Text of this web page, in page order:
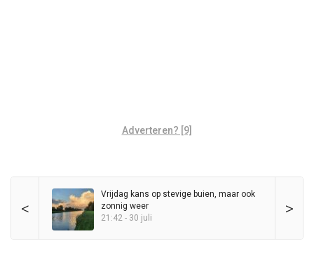
Adverteren? [9]
< >
Vrijdag kans op stevige buien, maar ook
zonnig weer
21:42 - 30 juli